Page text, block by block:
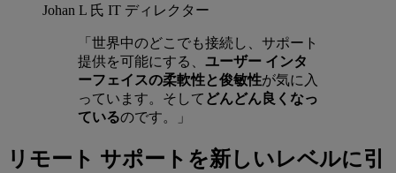
Johan L 氏 IT ディレクター
「世界中のどこでも接続し、サポート
提供を可能にする、 ユーザー インタ
ーフェイスの柔軟性と俊敏性が気に入
っています。そして どんどん良くなっ
ているのです。」
リモート サポートを新しいレベルに引